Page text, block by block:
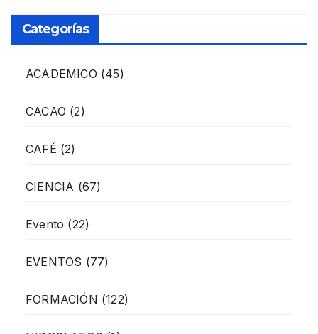
Categorías
ACADEMICO (45)
CACAO (2)
CAFÉ (2)
CIENCIA (67)
Evento (22)
EVENTOS (77)
FORMACIÓN (122)